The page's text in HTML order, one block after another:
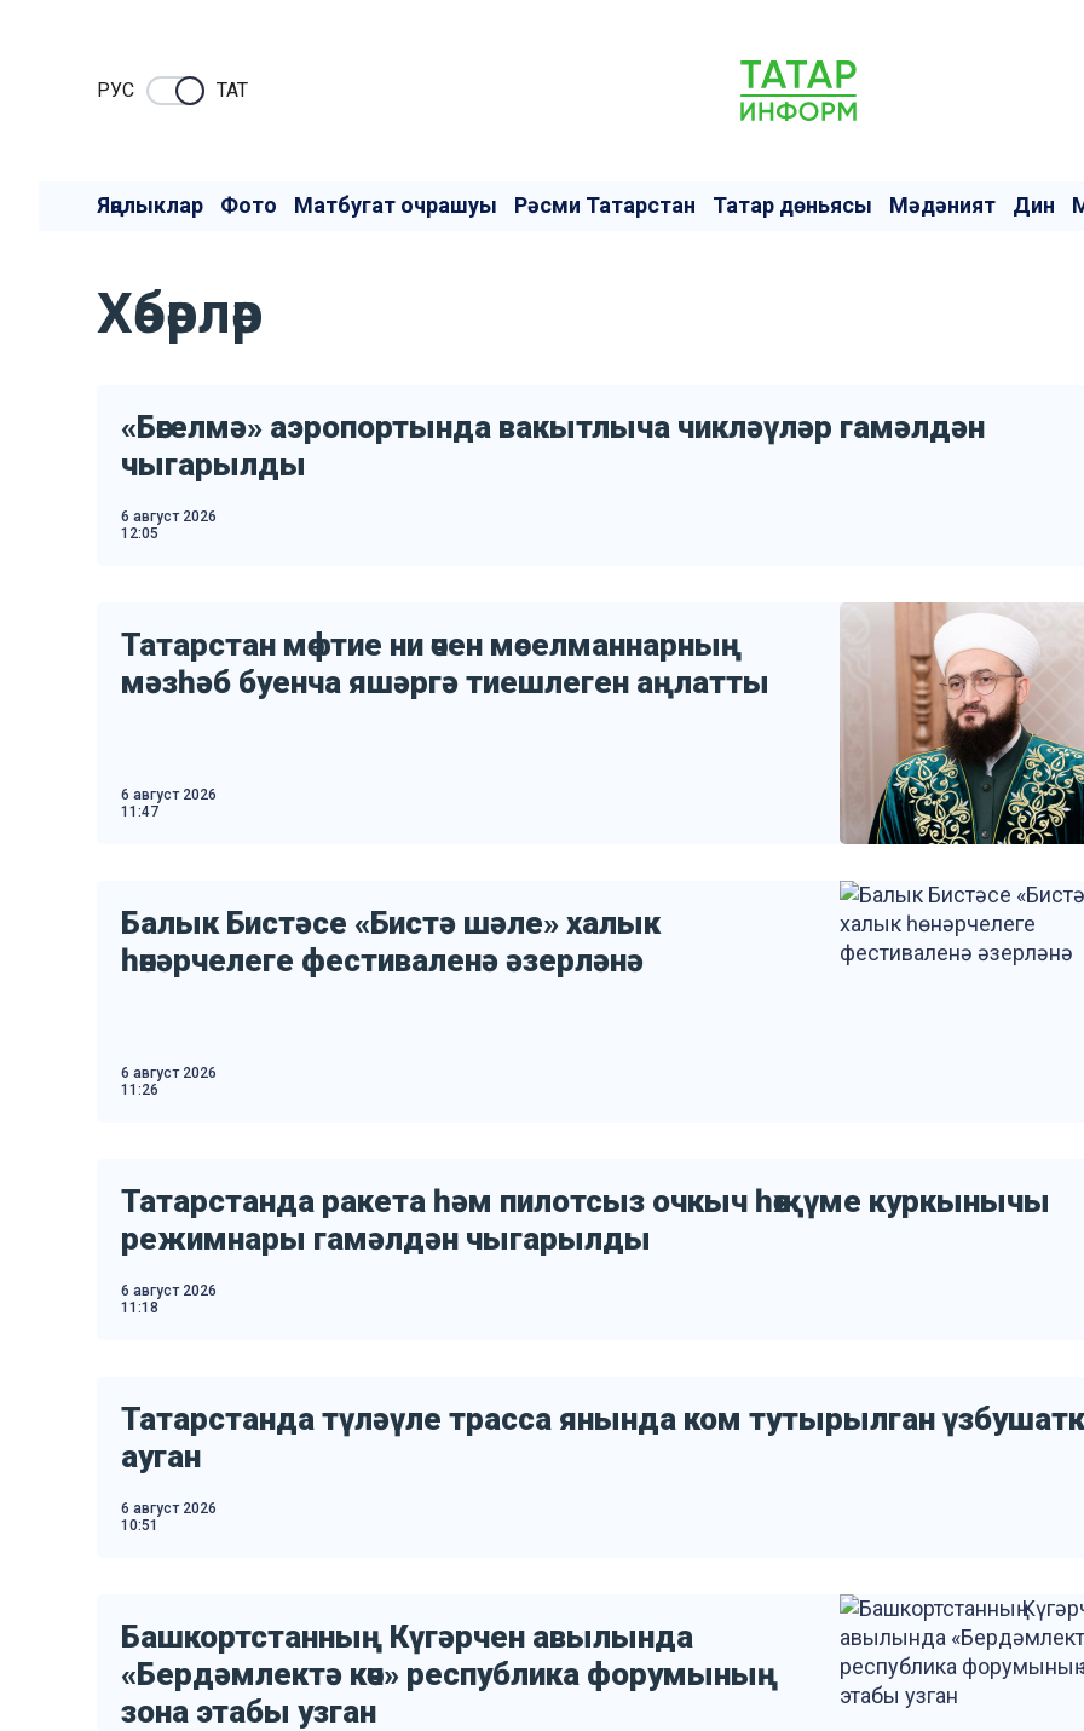
РУC ТАТ
Яңалыклар Фото Матбугат очрашуы Рәсми Татарстан Татар дөньясы Мәдәният Дин
Хәбәрләр
«Бөгелмә» аэропортында вакытлыча чикләүләр гамәлдән
чыгарылды
6 август 2026
12:05
Татарстан мөфтие ни өчен мөселманнарның
мәзһәб буенча яшәргә тиешлеген аңлатты
6 август 2026
11:47
Балык Бистәсе «Бистә шәле» халык
һөнәрчелеге фестиваленә әзерләнә
6 август 2026
11:26
Татарстанда ракета һәм пилотсыз очкыч һөҗүме куркынычы
режимнары гамәлдән чыгарылды
6 август 2026
11:18
Татарстанда түләүле трасса янында ком тутырылган
ауган
6 август 2026
10:51
Башкортстанның Күгәрчен авылында
«Бердәмлектә көч» республика форумының
зона этабы узган